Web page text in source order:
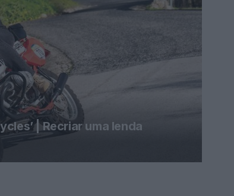
| Recriar uma lenda